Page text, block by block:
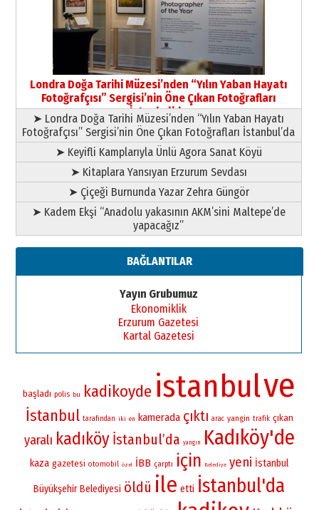
HAVVA’NIN ÜÇ KIZI
09 Temmuz 2026 Perşembe
Yusuf POLAT
Şampiyonluk Sebahattin Şirin’e
yazar
11 Mayıs 2026 Pazartesi
Londra Doğa Tarihi Müzesi’nden “Yılın Yaban Hayatı
Fotoğrafçısı” Sergisi’nin Öne Çıkan Fotoğrafları
İstanbul’da
➤ Londra Doğa Tarihi Müzesi’nden “Yılın Yaban Hayatı
Fotoğrafçısı” Sergisi’nin Öne Çıkan Fotoğrafları İstanbul’da
➤ Keyifli Kamplarıyla Ünlü Agora Sanat Köyü
➤ Kitaplara Yansıyan Erzurum Sevdası
➤ Çiçeği Burnunda Yazar Zehra Güngör
➤ Kadem Ekşi “Anadolu yakasının AKM’sini Maltepe’de
yapacağız”
BAĞLANTILAR
Yayın Grubumuz
Ekonomiklik
Erzurum Gazetesi
Kartal Gazetesi
başladı polis bu kadikoyde istanbulve
İstanbul tarafından iki en kamerada çıktı arac yangin trafik çıkan
yaralı kadıköy İstanbul’da yangın Kadıköy'de
kaza gazetesi otomobil özel İBB çarptı için Belediye yeni İstanbul
Büyükşehir Belediyesi öldü ile etti İstanbul'da